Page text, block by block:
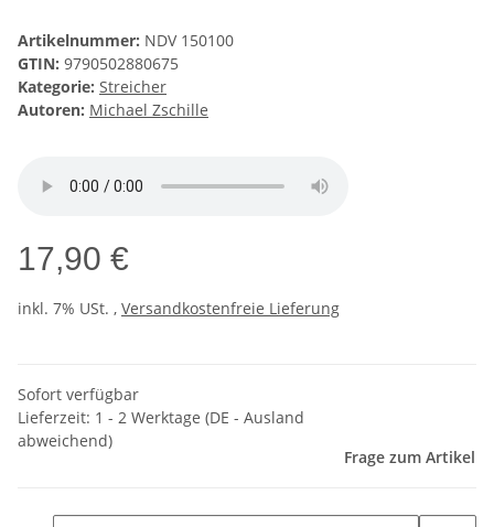
Artikelnummer: NDV 150100
GTIN: 9790502880675
Kategorie: Streicher
Autoren: Michael Zschille
17,90 €
inkl. 7% USt. , Versandkostenfreie Lieferung
Sofort verfügbar
Lieferzeit: 1 - 2 Werktage (DE - Ausland
abweichend)
Frage zum Artikel